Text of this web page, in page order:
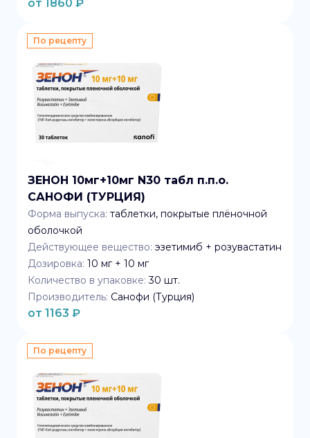
от 1860 ₽
По рецепту
ЗЕНОН 10мг+10мг N30 табл п.п.о.
САНОФИ (ТУРЦИЯ)
Форма выпуска: таблетки, покрытые плёночной
оболочкой
Действующее вещество: эзетимиб + розувастатин
Дозировка: 10 мг + 10 мг
Количество в упаковке: 30 шт.
Производитель: Санофи (Турция)
от 1163 ₽
По рецепту